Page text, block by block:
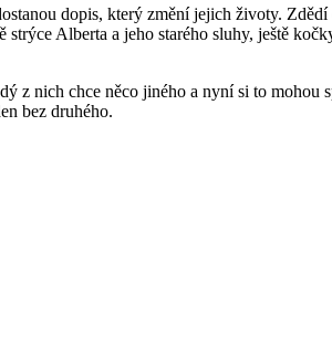
dopis, který změní jejich životy.
Alberta a jeho starého sluhy, ještě
z nich chce něco jiného a nyní si to
bez druhého.